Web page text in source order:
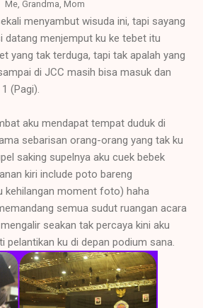
Me, Grandma, Mom
menyambut wisuda ini, tapi sayang
datang menjemput ku ke tebet itu
yang tak terduga, tapi tak apalah yang
di JCC masih bisa masuk dan
(Pagi).
aku mendapat tempat duduk di
sebarisan orang-orang yang tak ku
saking supelnya aku cuek bebek
kiri include poto bareng
kehilangan moment foto) haha
semua sudut ruangan acara
seakan tak percaya kini aku
pelantikan ku di depan podium sana.